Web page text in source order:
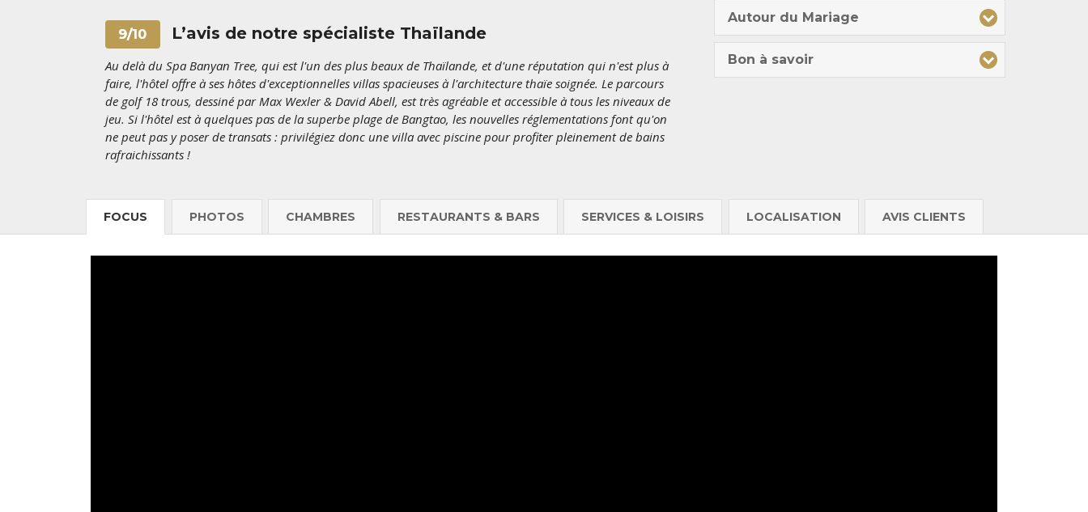
9/10 L’avis de notre spécialiste Thaïlande
Au delà du Spa Banyan Tree, qui est l'un des plus beaux de Thaïlande, et d'une réputation qui n'est plus à
faire, l'hôtel offre à ses hôtes d'exceptionnelles villas spacieuses à l'architecture thaïe soignée. Le parcours
de golf 18 trous, dessiné par Max Wexler & David Abell, est très agréable et accessible à tous les niveaux de
jeu. Si l'hôtel est à quelques pas de la superbe plage de Bangtao, les nouvelles réglementations font qu'on
ne peut pas y poser de transats : privilégiez donc une villa avec piscine pour profiter pleinement de bains
rafraichissants !
Autour du Mariage
Bon à savoir
FOCUS PHOTOS CHAMBRES RESTAURANTS & BARS SERVICES & LOISIRS LOCALISATION AVIS CLIENTS